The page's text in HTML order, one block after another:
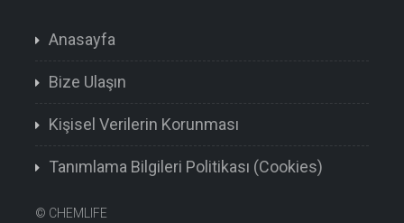
Anasayfa
Bize Ulaşın
Kişisel Verilerin Korunması
Tanımlama Bilgileri Politikası (Cookies)
© CHEMLIFE